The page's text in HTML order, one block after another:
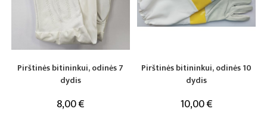
Pirštinės bitininkui, odinės 7
dydis
8,00€
Pirštinės bitininkui, odinės 10
dydis
10,00€